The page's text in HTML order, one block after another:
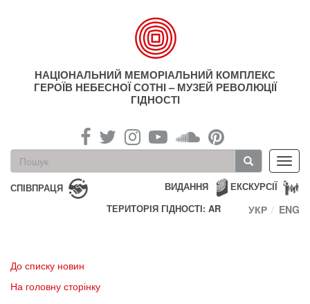
НАЦІОНАЛЬНИЙ МЕМОРІАЛЬНИЙ КОМПЛЕКС
ГЕРОЇВ НЕБЕСНОЇ СОТНІ – МУЗЕЙ РЕВОЛЮЦІЇ
ГІДНОСТІ
Пошукова
форма
Пошук
СПІВПРАЦЯ ЕКСКУРСІЇ
ВИДАННЯ
ТЕРИТОРІЯ ГІДНОСТІ: AR
УКР ENG
До списку новин
На головну сторінку